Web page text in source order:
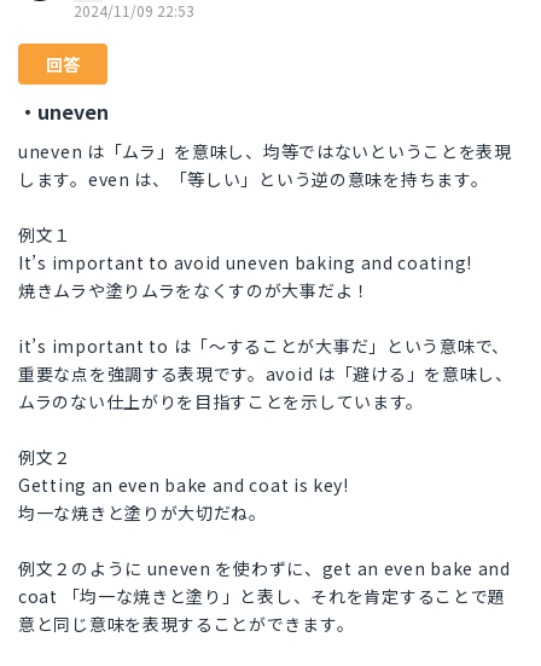
2024/11/09 22:53
回答
・uneven
uneven は「ムラ」を意味し、均等ではないということを表現
します。even は、「等しい」という逆の意味を持ちます。
例文１
It’s important to avoid uneven baking and coating!
焼きムラや塗りムラをなくすのが大事だよ！
it’s important to は「～することが大事だ」という意味で、
重要な点を強調する表現です。avoid は「避ける」を意味し、
ムラのない仕上がりを目指すことを示しています。
例文２
Getting an even bake and coat is key!
均一な焼きと塗りが大切だね。
例文２のように uneven を使わずに、get an even bake and
coat 「均一な焼きと塗り」と表し、それを肯定することで題
意と同じ意味を表現することができます。